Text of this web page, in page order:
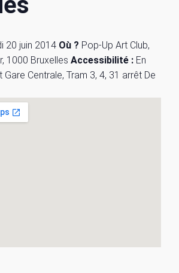
20 juin 2014 Où ? Pop-Up Art Club,
1000 Bruxelles Accessibilité : En
Centrale, Tram 3, 4, 31 arrêt De